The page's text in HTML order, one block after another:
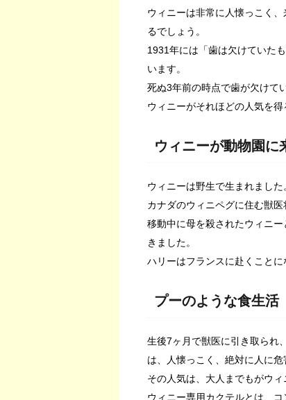
ウィニーは非常に人懐っこく
るでしょう。
1931年には「歯は欠けていた
います。
死ぬ3年前の時点で歯が欠けて
ウィニーがそれほどの人気を
ウィニーが動物園に
ウィニーは野生で生まれました
カナダのウィニペグに住む獣
移動中に母を殺されたウィニ
きました。
ハリーはフランスに赴くことに
プーのような食生活
生後7ヶ月で獣医に引き取られ
は、人懐っこく、絶対に人に危
その人気は、大人までもがウ
ウィニー専用カクテルとは、